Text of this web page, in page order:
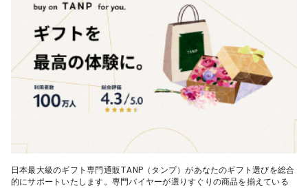
日本最大級のギフト専門通販TANP（タンプ）があなたのギフト選びを総合
的にサポートいたします。専門バイヤーが選りすぐりの商品を揃えている